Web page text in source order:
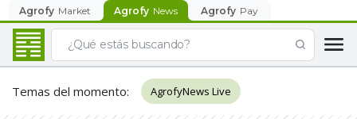
Agrofy Market Agrofy News Agrofy Pay
Temas del momento: AgrofyNews Live